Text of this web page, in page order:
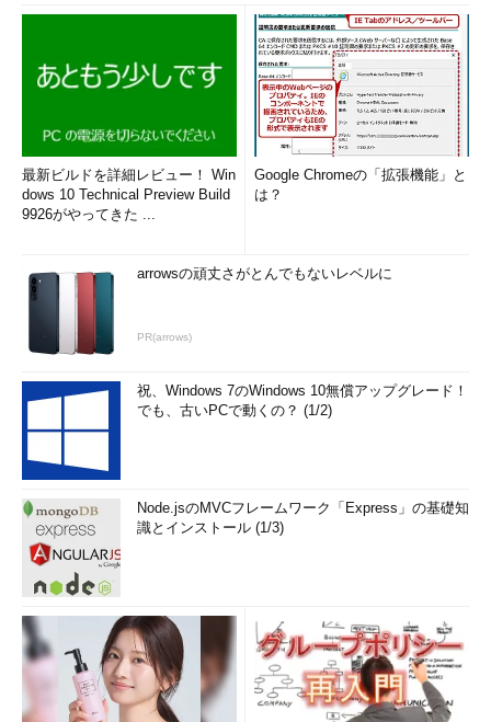
」で、指定したディレクトリ下のファイル
やディレクトリをツリー状に表示します。ディレクトリを指定し
なかった場合はカレントディレクトリを対象とします。
対象となるファイルやディレクトリが多過ぎる場合は「-d」で
ディレクトリのみを表示します。さらに「-L」で表示するディレ
クトリの深さを指定できます。
デフォルトでは「|」記号や「-」記号でツリーを表現します
charset UTF-8」を指定することで、けい線をつなげ、滑らかに
表示できます（
「en_US.UTF-8」の場合は、デフォル
トで滑らかに表示される。
コマンド実行例
tree
（カレントディレクトリ以下のディレクトリおよびファイルを
ツリー状に表示）
tree ディレクトリ
（指定したディレクトリ以下を表示）
最新ビルドを詳細レビュー！ Win
dows 10 Technical Preview Build
9926がやってきた ...
Google Chromeの「拡張機能」と
は？
arrowsの頑丈さがとんでもないレベルに
PR(arrows)
祝、Windows 7のWindows 10無償アップグレード！
でも、古いPCで動くの？ (1/2)
Node.jsのMVCフレームワーク「Express」の基礎知
識とインストール (1/3)